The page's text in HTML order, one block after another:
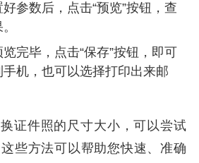
参数后，点击“预览”按钮，查
完毕，点击“保存”按钮，即可
机，也可以选择打印出来邮
证件照的尺寸大小，可以尝试
些方法可以帮助您快速、准确